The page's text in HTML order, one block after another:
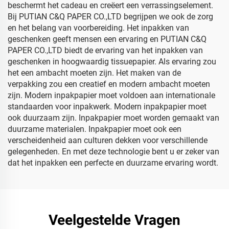
beschermt het cadeau en creëert een verrassingselement.
Bij PUTIAN C&Q PAPER CO.,LTD begrijpen we ook de zorg
en het belang van voorbereiding. Het inpakken van
geschenken geeft mensen een ervaring en PUTIAN C&Q
PAPER CO.,LTD biedt de ervaring van het inpakken van
geschenken in hoogwaardig tissuepapier. Als ervaring zou
het een ambacht moeten zijn. Het maken van de
verpakking zou een creatief en modern ambacht moeten
zijn. Modern inpakpapier moet voldoen aan internationale
standaarden voor inpakwerk. Modern inpakpapier moet
ook duurzaam zijn. Inpakpapier moet worden gemaakt van
duurzame materialen. Inpakpapier moet ook een
verscheidenheid aan culturen dekken voor verschillende
gelegenheden. En met deze technologie bent u er zeker van
dat het inpakken een perfecte en duurzame ervaring wordt.
Veelgestelde Vragen